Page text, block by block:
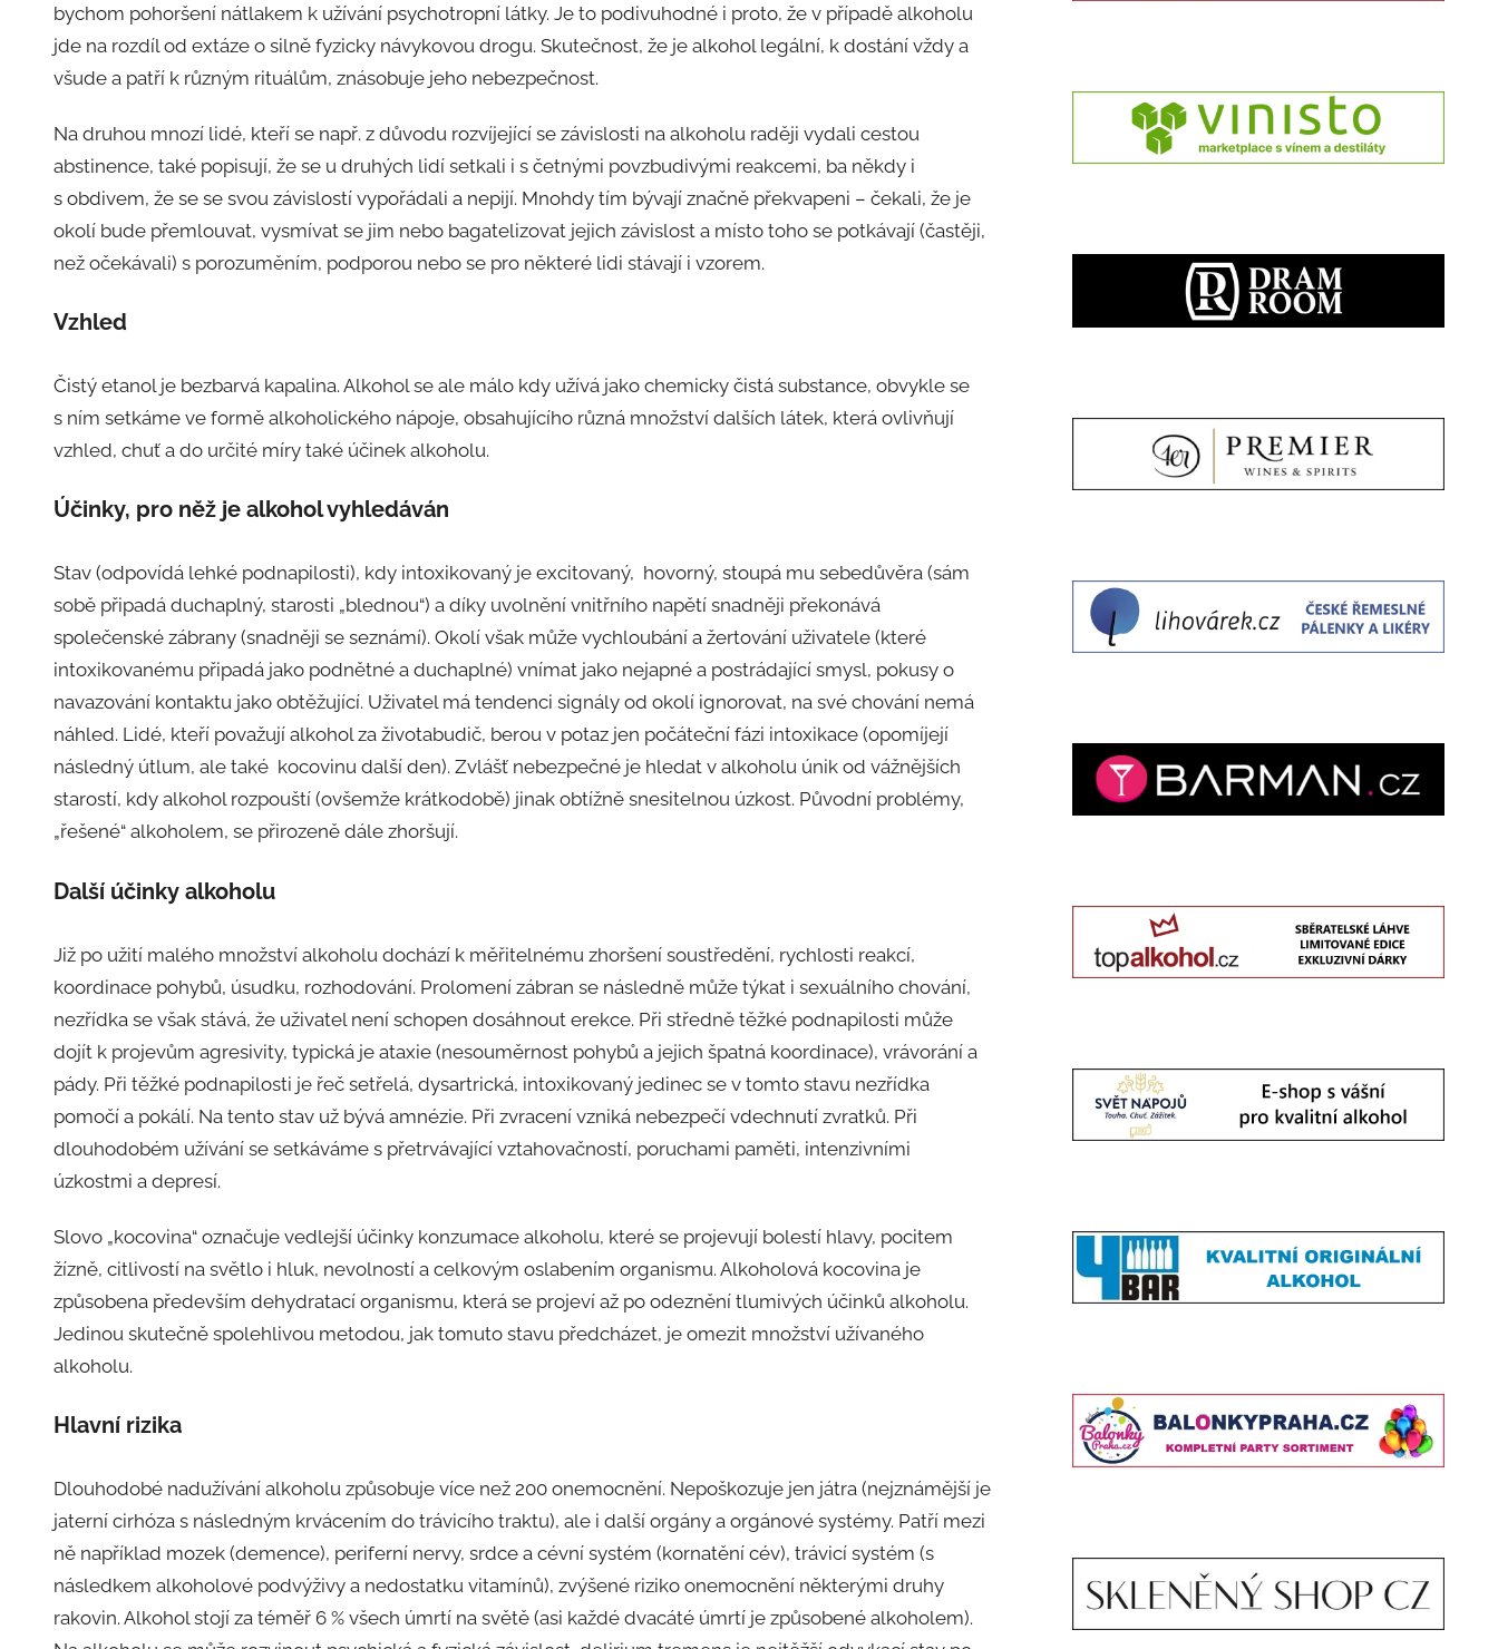
bychom pohoršení nátlakem k užívání psychotropní látky. Je to podivuhodné i proto, že v případě alkoholu
jde na rozdíl od extáze o silně fyzicky návykovou drogu. Skutečnost, že je alkohol legální, k dostání vždy a
všude a patří k různým rituálům, znásobuje jeho nebezpečnost.
Na druhou mnozí lidé, kteří se např. z důvodu rozvíjející se závislosti na alkoholu raději vydali cestou
abstinence, také popisují, že se u druhých lidí setkali i s četnými povzbudivými reakcemi, ba někdy i
s obdivem, že se se svou závislostí vypořádali a nepijí. Mnohdy tím bývají značně překvapeni – čekali, že je
okolí bude přemlouvat, vysmívat se jim nebo bagatelizovat jejich závislost a místo toho se potkávají (častěji,
než očekávali) s porozuměním, podporou nebo se pro některé lidi stávají i vzorem.
Vzhled
Čistý etanol je bezbarvá kapalina. Alkohol se ale málo kdy užívá jako chemicky čistá substance, obvykle se
s ním setkáme ve formě alkoholického nápoje, obsahujícího různá množství dalších látek, která ovlivňují
vzhled, chuť a do určité míry také účinek alkoholu.
Účinky, pro něž je alkohol vyhledáván
Stav (odpovídá lehké podnapilosti), kdy intoxikovaný je excitovaný, hovorný, stoupá mu sebedůvěra (sám
sobě připadá duchaplný, starosti „blednou“) a díky uvolnění vnitřního napětí snadněji překonává
společenské zábrany (snadněji se seznámí). Okolí však může vychloubání a žertování uživatele (které
intoxikovanému připadá jako podnětné a duchaplné) vnímat jako nejapné a postrádající smysl, pokusy o
navazování kontaktu jako obtěžující. Uživatel má tendenci signály od okolí ignorovat, na své chování nemá
náhled. Lidé, kteří považují alkohol za životabudič, berou v potaz jen počáteční fázi intoxikace (opomíjejí
následný útlum, ale také kocovinu další den). Zvlášť nebezpečné je hledat v alkoholu únik od vážnějších
starostí, kdy alkohol rozpouští (ovšemže krátkodobě) jinak obtížně snesitelnou úzkost. Původní problémy,
„řešené“ alkoholem, se přirozeně dále zhoršují.
Další účinky alkoholu
Již po užití malého množství alkoholu dochází k měřitelnému zhoršení soustředění, rychlosti reakcí,
koordinace pohybů, úsudku, rozhodování. Prolomení zábran se následně může týkat i sexuálního chování,
nezřídka se však stává, že uživatel není schopen dosáhnout erekce. Při středně těžké podnapilosti může
dojít k projevům agresivity, typická je ataxie (nesouměrnost pohybů a jejich špatná koordinace), vrávorání a
pády. Při těžké podnapilosti je řeč setřelá, dysartrická, intoxikovaný jedinec se v tomto stavu nezřídka
pomočí a pokálí. Na tento stav už bývá amnézie. Při zvracení vzniká nebezpečí vdechnutí zvratků. Při
dlouhodobém užívání se setkáváme s přetrvávající vztahovačností, poruchami paměti, intenzivními
úzkostmi a depresí.
Slovo „kocovina“ označuje vedlejší účinky konzumace alkoholu, které se projevují bolestí hlavy, pocitem
žízně, citlivostí na světlo i hluk, nevolností a celkovým oslabením organismu. Alkoholová kocovina je
způsobena především dehydratací organismu, která se projeví až po odeznění tlumivých účinků alkoholu.
Jedinou skutečně spolehlivou metodou, jak tomuto stavu předcházet, je omezit množství užívaného
alkoholu.
Hlavní rizika
Dlouhodobé nadužívání alkoholu způsobuje více než 200 onemocnění. Nepoškozuje jen játra (nejznámější je
jaterní cirhóza s následným krvácením do trávicího traktu), ale i další orgány a orgánové systémy. Patří mezi
ně například mozek (demence), periferní nervy, srdce a cévní systém (kornatění cév), trávicí systém (s
následkem alkoholové podvýživy a nedostatku vitamínů), zvýšené riziko onemocnění některými druhy
rakovin. Alkohol stojí za téměř 6 % všech úmrtí na světě (asi každé dvacáté úmrtí je způsobené alkoholem).